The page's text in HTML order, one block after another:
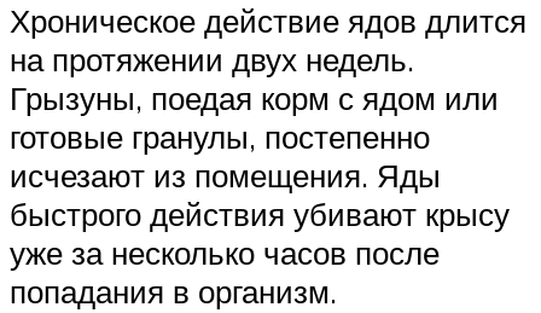
Хроническое действие ядов длится
на протяжении двух недель.
Грызуны, поедая корм с ядом или
готовые гранулы, постепенно
исчезают из помещения. Яды
быстрого действия убивают крысу
уже за несколько часов после
попадания в организм.